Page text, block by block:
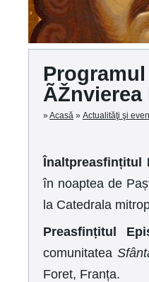
»Acasă » Actualităţi şi
Înaltpreasfințitul
în noaptea de
la Catedrala
Preasfințitul
comunitatea
Foret, Franța.